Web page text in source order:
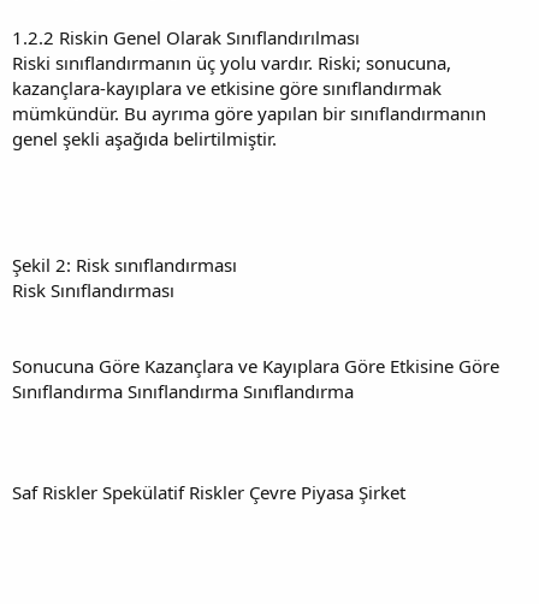
1.2.2 Riskin Genel Olarak Sınıflandırılması
Riski sınıflandırmanın üç yolu vardır. Riski; sonucuna,
kazançlara-kayıplara ve etkisine göre sınıflandırmak
mümkündür. Bu ayrıma göre yapılan bir sınıflandırmanın
genel şekli aşağıda belirtilmiştir.
Şekil 2: Risk sınıflandırması
Risk Sınıflandırması
Sonucuna Göre Kazançlara ve Kayıplara Göre Etkisine Göre
Sınıflandırma Sınıflandırma Sınıflandırma
Saf Riskler Spekülatif Riskler Çevre Piyasa Şirket